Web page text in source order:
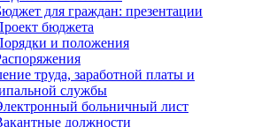
для граждан: презентации
бюджета
и положения
труда, заработной платы и
службы
больничный лист
должности